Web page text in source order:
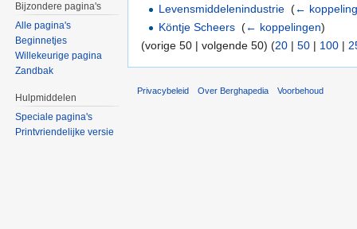
Levensmiddelenindustrie ‎(←
Köntje Scheers ‎(← koppelingen)
(vorige 50 | volgende 50) (20 | 50 | 100 |
Bijzondere pagina's
Alle pagina's
Beginnetjes
Willekeurige pagina
Zandbak
Hulpmiddelen
Speciale pagina's
Printvriendelijke versie
Privacybeleid Over Berghapedia Voorbehoud